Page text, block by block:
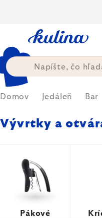
Domov Jedáleň Bar
Vývrtky a
Pákové